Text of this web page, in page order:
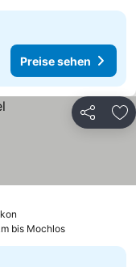
Preise sehen
Teilen
bis Mochlos